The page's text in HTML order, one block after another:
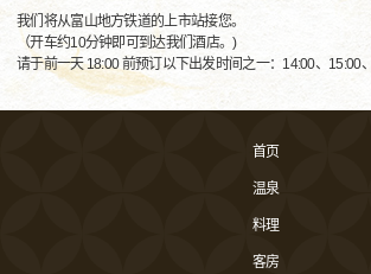
我们将从富山地方铁道的上市站接您。
（开车约10分钟即可到达我们酒店。)
请于前一天 18:00 前预订以下出发时间之一：14:00、15:00
首页
温泉
料理
客房